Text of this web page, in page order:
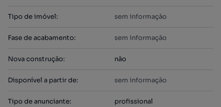
Tipo de imóvel: sem informação
Fase de acabamento: sem informação
Nova construção: não
Disponível a partir de: sem informação
Tipo de anunciante: profissional